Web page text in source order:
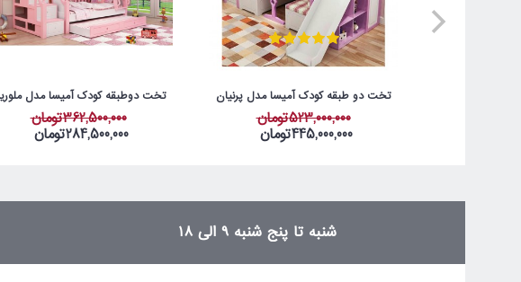
امتیاز (ضروری)
بد
تخت دو طبقه کودک آمیسا مدل پرنیان
523,000,000تومان
445,000,000تومان
تخت دوطبقه کودک آمیسا مدل
362,500,000تومان
284,500,000تومان
شنبه تا پنج شنبه 9 الی 18